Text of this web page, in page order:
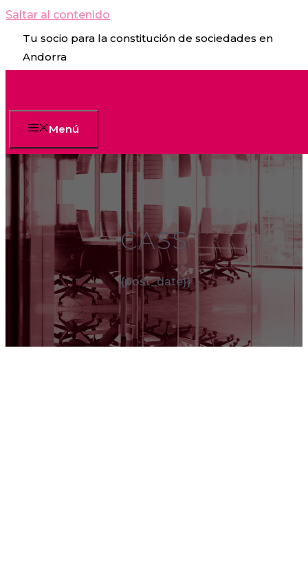
Saltar al contenido
Tu socio para la constitución de sociedades en
Andorra
Menú
CASS
{{post_date}}